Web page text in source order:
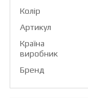
Колір
Артикул
Країна
виробник
Бренд